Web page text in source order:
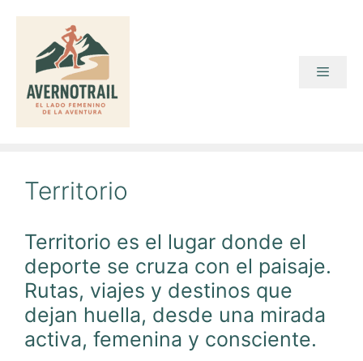
contenido
Territorio
Territorio es el lugar donde el
deporte se cruza con el paisaje.
Rutas, viajes y destinos que
dejan huella, desde una mirada
activa, femenina y consciente.